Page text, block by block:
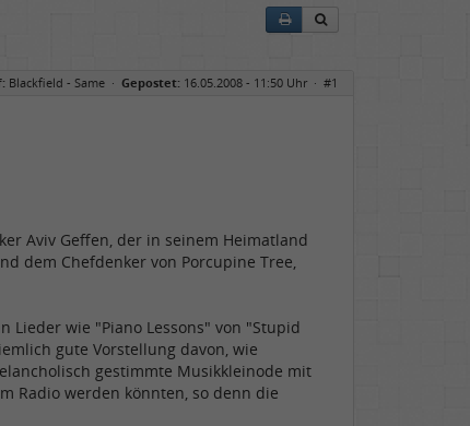
Blackfield - Same · Gepostet: 16.05.2008 - 11:50 Uhr · #1
Aviv Geffen, der in seinem Heimatland
dem Chefdenker von Porcupine Tree,
Lieder wie "Piano Lessons" von "Stupid
gute Vorstellung davon, wie
gestimmte Musikkleinode mit
Radio werden könnten, so denn die